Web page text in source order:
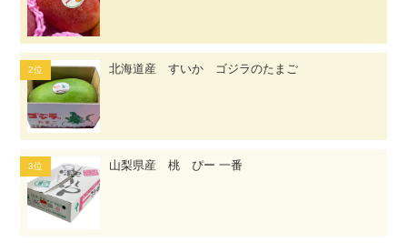
北海道産 すいか ゴジラのたまご
山梨県産 桃 ぴー 一番